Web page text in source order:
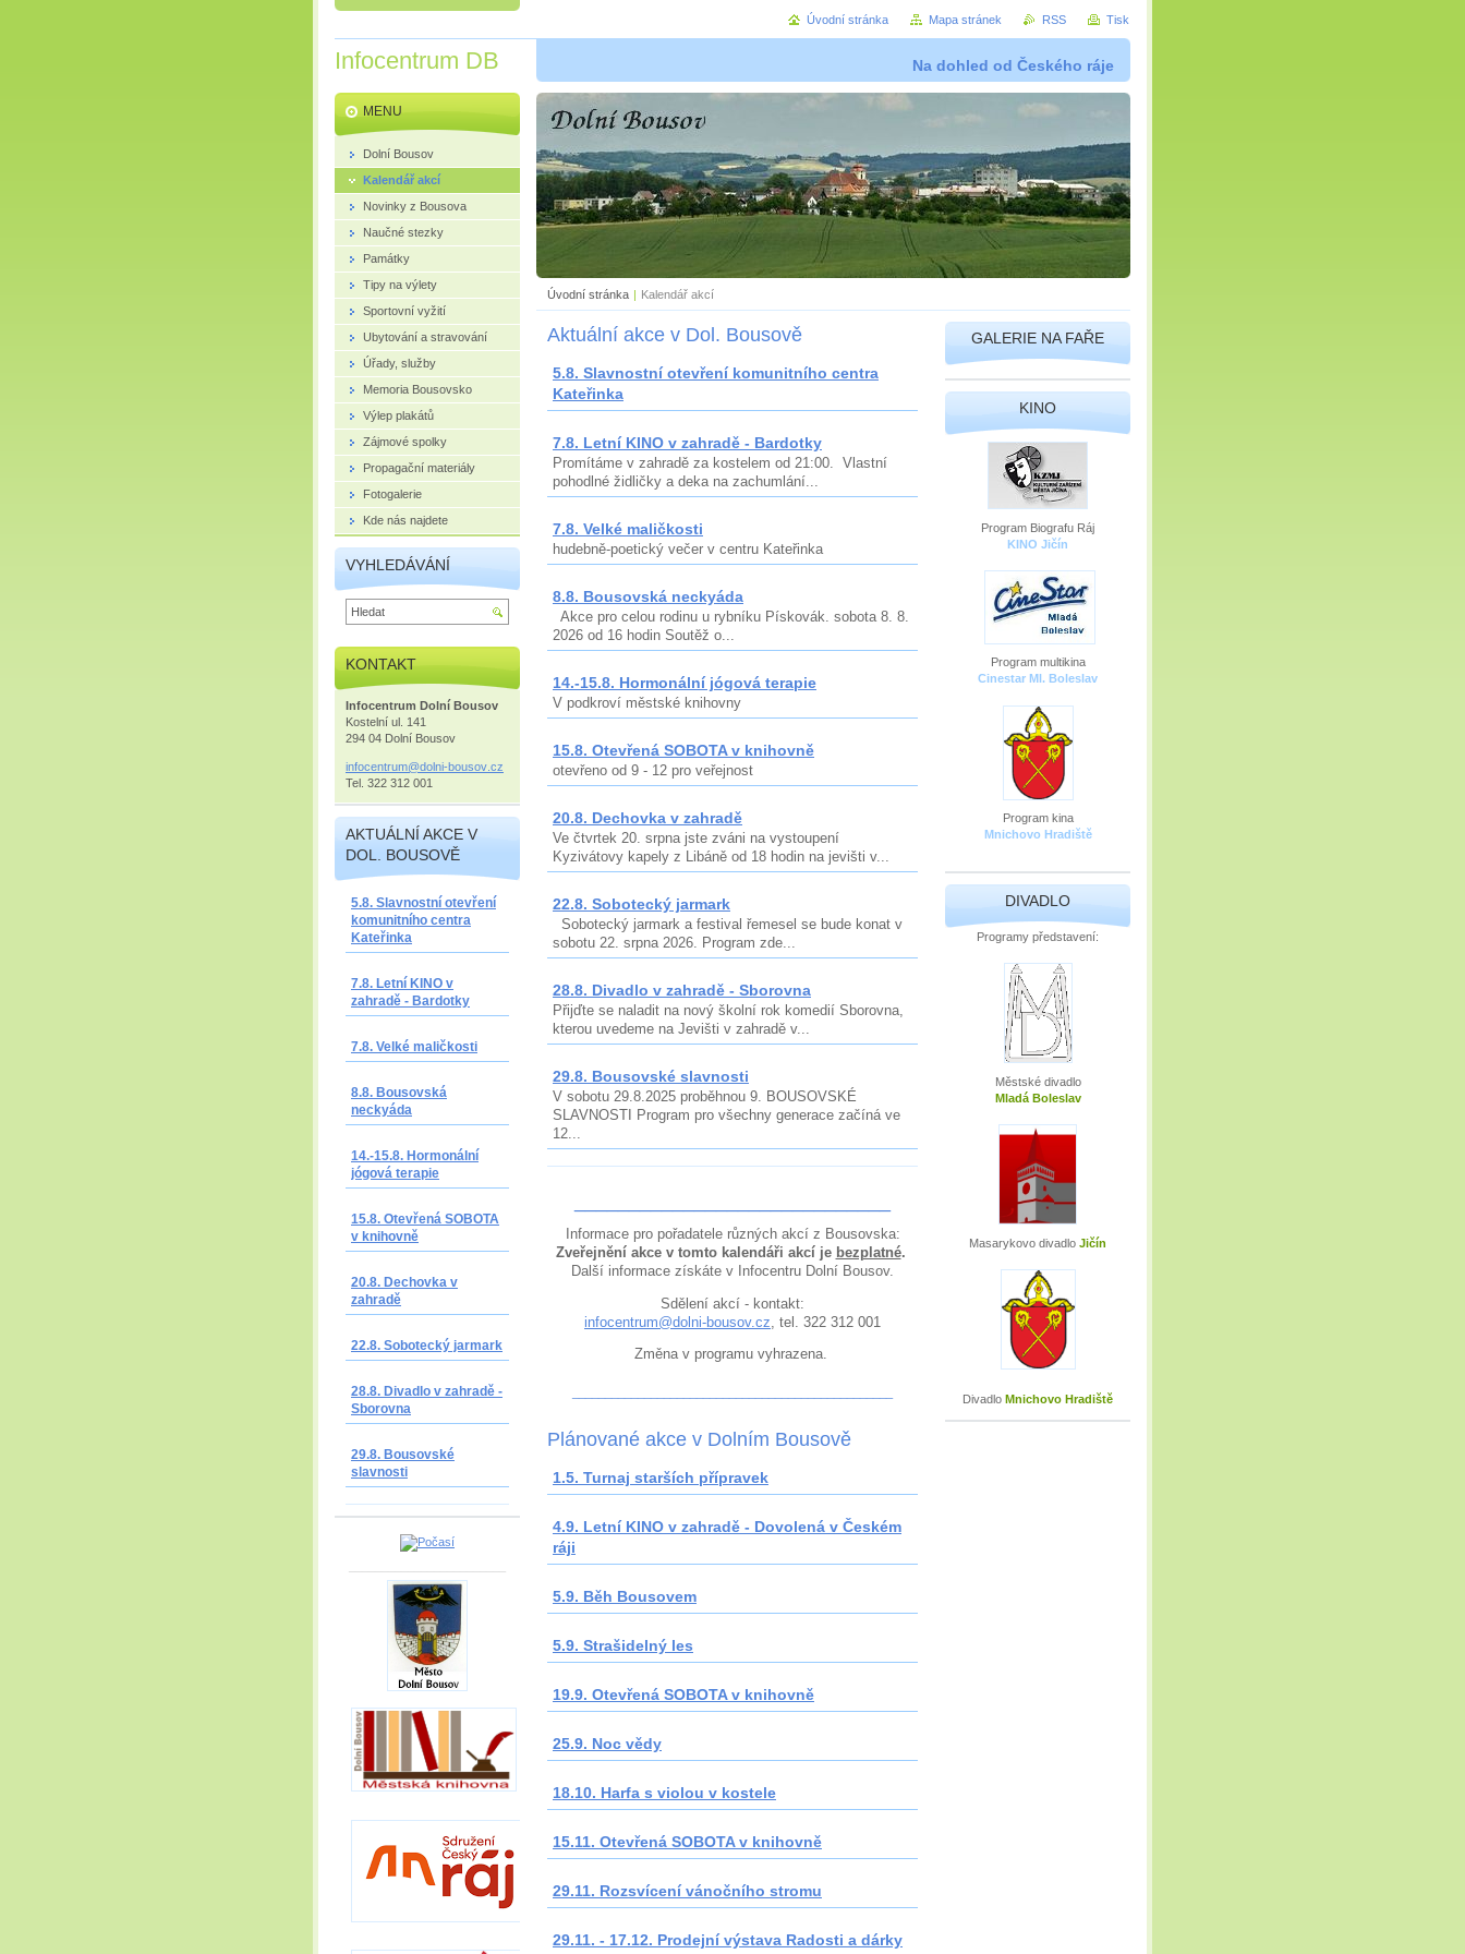
Infocentrum DB Na dohled od Českého ráje
Úvodní stránka | Kalendář akcí
Aktuální akce v Dol. Bousově
5.8. Slavnostní otevření komunitního centra
Kateřinka
7.8. Letní KINO v zahradě - Bardotky
Promítáme v zahradě za kostelem od 21:00. Vlastní
pohodlné židličky a deka na zachumlání...
7.8. Velké maličkosti
hudebně-poetický večer v centru Kateřinka
8.8. Bousovská neckyáda
Akce pro celou rodinu u rybníku Pískovák. sobota 8. 8.
2026 od 16 hodin Soutěž o...
14.-15.8. Hormonální jógová terapie
V podkroví městské knihovny
15.8. Otevřená SOBOTA v knihovně
otevřeno od 9 - 12 pro veřejnost
20.8. Dechovka v zahradě
Ve čtvrtek 20. srpna jste zváni na vystoupení
Kyzivátovy kapely z Libáně od 18 hodin na jevišti v...
22.8. Sobotecký jarmark
Sobotecký jarmark a festival řemesel se bude konat v
sobotu 22. srpna 2026. Program zde...
28.8. Divadlo v zahradě - Sborovna
Přijďte se naladit na nový školní rok komedií Sborovna,
kterou uvedeme na Jevišti v zahradě v...
29.8. Bousovské slavnosti
V sobotu 29.8.2025 proběhnou 9. BOUSOVSKÉ
SLAVNOSTI Program pro všechny generace začíná ve
12...
Informace pro pořadatele různých akcí z Bousovska:
Zveřejnění akce v tomto kalendáři akcí je bezplatné.
Další informace získáte v Infocentru Dolní Bousov.
Sdělení akcí - kontakt:
infocentrum@dolni-bousov.cz , tel. 322 312 001
Změna v programu vyhrazena.
Plánované akce v Dolním Bousově
1.5. Turnaj starších přípravek
4.9. Letní KINO v zahradě - Dovolená v Českém
ráji
5.9. Běh Bousovem
5.9. Strašidelný les
19.9. Otevřená SOBOTA v knihovně
25.9. Noc vědy
18.10. Harfa s violou v kostele
15.11. Otevřená SOBOTA v knihovně
29.11. Rozsvícení vánočního stromu
29.11. - 17.12. Prodejní výstava Radosti a dárky
GALERIE NA FAŘE
KINO
Program Biografu Ráj
KINO Jičín
Program multikina
Cinestar Ml. Boleslav
Program kina
Mnichovo Hradiště
DIVADLO
Programy představení:
Městské divadlo
Mladá Boleslav
Masarykovo divadlo Jičín
Divadlo Mnichovo Hradiště
MENU
Dolní Bousov
Kalendář akcí
Novinky z Bousova
Naučné stezky
Památky
Tipy na výlety
Sportovní vyžití
Ubytování a stravování
Úřady, služby
Memoria Bousovsko
Výlep plakátů
Zájmové spolky
Propagační materiály
Fotogalerie
Kde nás najdete
VYHLEDÁVÁNÍ
KONTAKT
Infocentrum Dolní Bousov
Kostelní ul. 141
294 04 Dolní Bousov
infocentrum@dolni-bousov .cz
Tel. 322 312 001
AKTUÁLNÍ AKCE V
DOL. BOUSOVĚ
5.8. Slavnostní otevření
komunitního centra
Kateřinka
7.8. Letní KINO v
zahradě - Bardotky
7.8. Velké maličkosti
8.8. Bousovská
neckyáda
14.-15.8. Hormonální
jógová terapie
15.8. Otevřená SOBOTA
v knihovně
20.8. Dechovka v
zahradě
22.8. Sobotecký jarmark
28.8. Divadlo v zahradě -
Sborovna
29.8. Bousovské
slavnosti
Úvodní stránka Mapa stránek RSS Tisk